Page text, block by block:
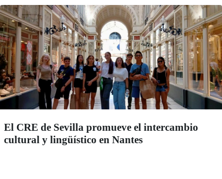
El CRE de Sevilla promueve el intercambio
cultural y lingüístico en Nantes